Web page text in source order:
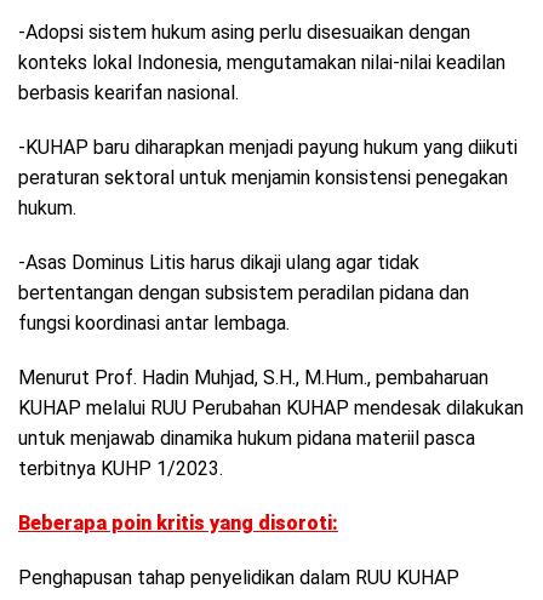
-Adopsi sistem hukum asing perlu disesuaikan dengan
konteks lokal Indonesia, mengutamakan nilai-nilai keadilan
berbasis kearifan nasional.
-KUHAP baru diharapkan menjadi payung hukum yang diikuti
peraturan sektoral untuk menjamin konsistensi penegakan
hukum.
-Asas Dominus Litis harus dikaji ulang agar tidak
bertentangan dengan subsistem peradilan pidana dan
fungsi koordinasi antar lembaga.
Menurut Prof. Hadin Muhjad, S.H., M.Hum., pembaharuan
KUHAP melalui RUU Perubahan KUHAP mendesak dilakukan
untuk menjawab dinamika hukum pidana materiil pasca
terbitnya KUHP 1/2023.
Beberapa poin kritis yang disoroti:
Penghapusan tahap penyelidikan dalam RUU KUHAP